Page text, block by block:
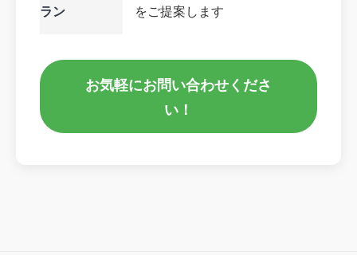
ラン
をご提案します
お気軽にお問い合わせくださ
い！